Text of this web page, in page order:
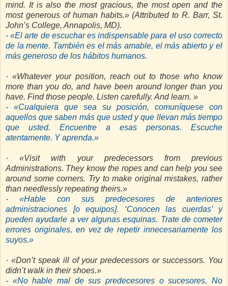
mind. It is also the most gracious, the most open and the
most generous of human habits.» (Attributed to R. Barr, St.
John’s College, Annapolis, MD).
- «El arte de escuchar es indispensable para el uso correcto
de la mente. También es el más amable, el más abierto y el
más generoso de los hábitos humanos.
· «Whatever your position, reach out to those who know
more than you do, and have been around longer than you
have. Find those people. Listen carefully. And learn. »
- «Cualquiera que sea su posición, comuníquese con
aquellos que saben más que usted y que llevan más tiempo
que usted. Encuentre a esas personas. Escuche
atentamente. Y aprenda.»
· «Visit with your predecessors from previous
Administrations. They know the ropes and can help you see
around some corners. Try to make original mistakes, rather
than needlessly repeating theirs.»
- «Hable con sus predecesores de anteriores
administraciones [o equipos]. ‘Conocen las cuerdas’ y
pueden ayudarle a ver algunas esquinas. Trate de cometer
errores originales, en vez de repetir innecesariamente los
suyos.»
· «Don’t speak ill of your predecessors or successors. You
didn’t walk in their shoes.»
- «No hable mal de sus predecesores o sucesores. No